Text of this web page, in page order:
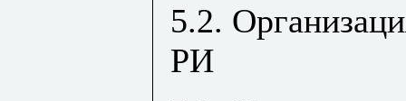
5.2.
РИ